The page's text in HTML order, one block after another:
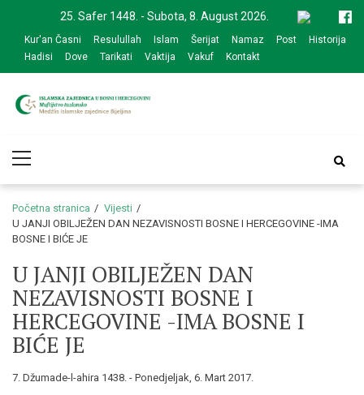
navigation
content
25. Safer 1448. - Subota, 8. August 2026.
Kur'an Časni Resulullah Islam Šerijat Namaz Post
Historija
Hadisi
Dove Tarikati Vaktija Vakuf Kontakt
zajednice Bijeljina
Menu
Početna stranica
Vijesti
U JANJI OBILJEŽEN DAN NEZAVISNOSTI BOSNE I HERCEGOVINE -IMA
BOSNE I BIĆE JE
U JANJI OBILJEŽEN DAN
NEZAVISNOSTI BOSNE I
HERCEGOVINE -IMA BOSNE I
BIĆE JE
7. Džumade-l-ahira 1438. - Ponedjeljak, 6. Mart 2017.